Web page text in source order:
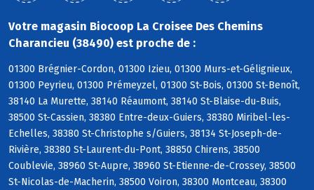
Votre magasin Biocoop La Croisee Des Chemins
Charancieu (38490) est proche de :
01300 Brégnier-Cordon, 01300 Izieu, 01300 Murs-et-Gélignieux,
01300 Peyrieu, 01300 Prémeyzel, 01300 St-Bois, 01300 St-Benoît,
38140 La Murette, 38140 Réaumont, 38140 St-Blaise-du-Buis,
38500 St-Cassien, 38380 Entre-deux-Guiers, 38380 Miribel-les-
Echelles, 38380 St-Christophe s/Guiers, 38134 St-Joseph-de-
Rivière, 38380 St-Laurent-du-Pont, 38850 Chirens, 38500
Coublevie, 38960 St-Aupre, 38960 St-Etienne-de-Crossey, 38500
St-Nicolas-de-Macherin, 38500 Voiron, 38300 Montceau, 38300